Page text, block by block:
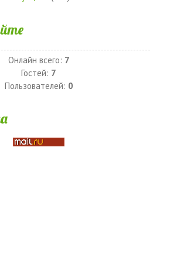
Онлайн всего: 7
Гостей: 7
Пользователей: 0